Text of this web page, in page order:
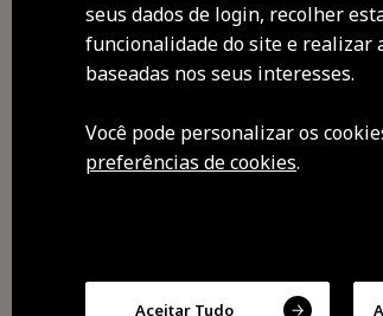
seus dados de login, recolher
funcionalidade do site e realizar
baseadas nos seus interesses.
Você pode personalizar os
preferências de cookies.
Aceitar Tudo